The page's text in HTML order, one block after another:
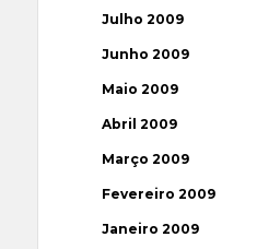
Julho 2009
Junho 2009
Maio 2009
Abril 2009
Março 2009
Fevereiro 2009
Janeiro 2009